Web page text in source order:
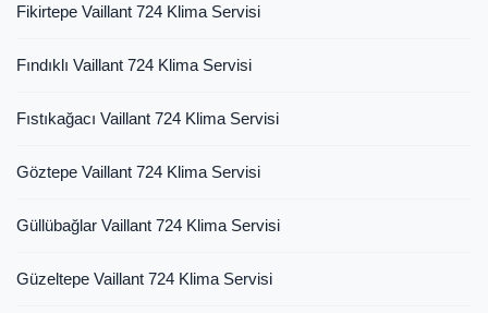
Fikirtepe Vaillant 724 Klima Servisi
Fındıklı Vaillant 724 Klima Servisi
Fıstıkağacı Vaillant 724 Klima Servisi
Göztepe Vaillant 724 Klima Servisi
Güllübağlar Vaillant 724 Klima Servisi
Güzeltepe Vaillant 724 Klima Servisi